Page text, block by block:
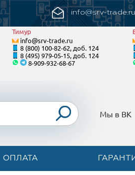
info@srv-trade.ru
Тимур
info@srv-trade.ru
8 (800) 100-82-62, доб. 124
8 (495) 979-05-15, доб. 124
8-909-932-68-67
ОПЛАТА
Мы в ВК